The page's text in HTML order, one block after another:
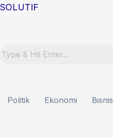
Lewati
SOLUTIF
Politik Ekonomi Bisnis
Post